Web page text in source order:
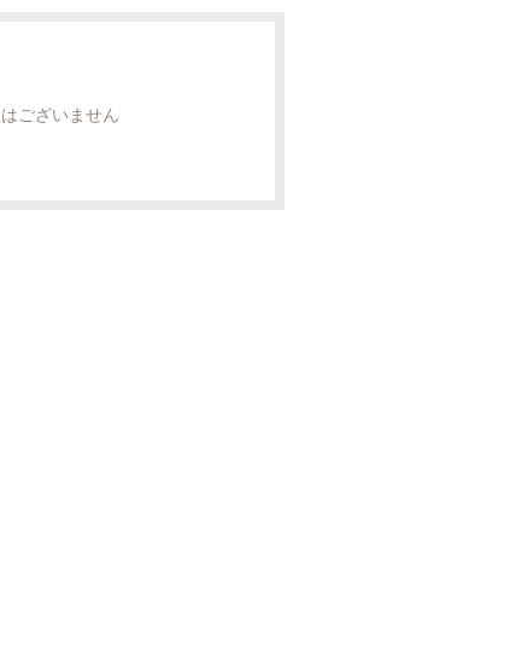
ございません